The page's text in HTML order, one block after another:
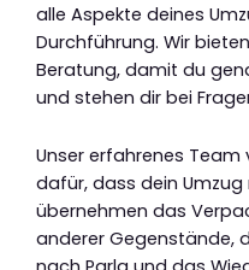
alle Aspekte deines
Durchführung. Wir
Beratung, damit du
und stehen dir bei
Unser erfahrenes
dafür, dass dein
übernehmen das
anderer Gegenstände,